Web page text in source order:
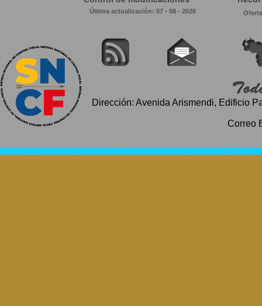
Última actualización: 07 - 08 - 2026
Dirección: Avenida Arismendi, Edificio
Correo